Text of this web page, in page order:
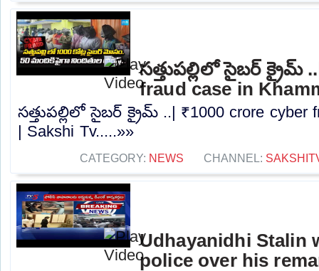
సత్తుపల్లిలో సైబర్ క్రైమ్
fraud case in
సత్తుపల్లిలో సైబర్ క్రైమ్ ..| ₹1000 crore cyber
| Sakshi Tv.....»»
CATEGORY: NEWS CHANNEL:
Udhayanidhi Stalin
police over his